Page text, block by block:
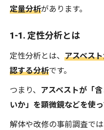
定量分析があります。
1-1. 定性分析とは
定性分析とは、 アスベス
認する分析です。
つまり、
アスベストが「
いか」を顕微鏡などを使っ
解体や改修の事前調査で